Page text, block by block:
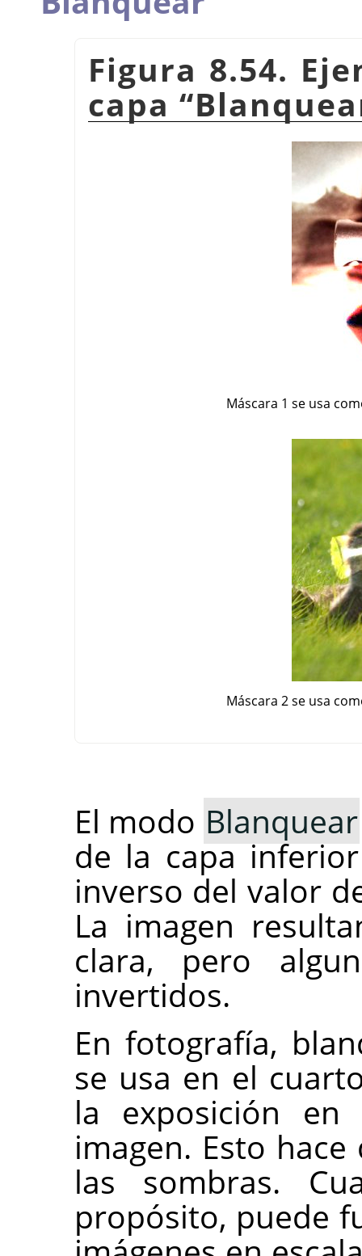
Figura 8.54.
capa “
Máscara 1 se usa
Máscara 2 se usa
El modo Blanquear
de la capa
inverso del valor
La imagen
clara, pero
invertidos.
En fotografía,
se usa en el
la exposición
imagen. Esto
las sombras.
propósito, puede